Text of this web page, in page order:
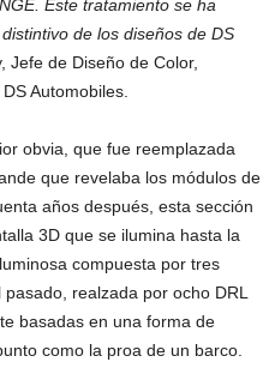
Este tratamiento se ha
de los diseños de DS
Jefe de Diseño de Color,
Automobiles.
obvia, que fue reemplazada
que revelaba los módulos de
años después, esta sección
3D que se ilumina hasta la
compuesta por tres
realzada por ocho DRL
basadas en una forma de
como la proa de un barco.